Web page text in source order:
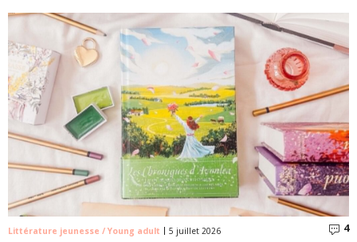
Littérature jeunesse / Young adult 5 juillet 2026 4